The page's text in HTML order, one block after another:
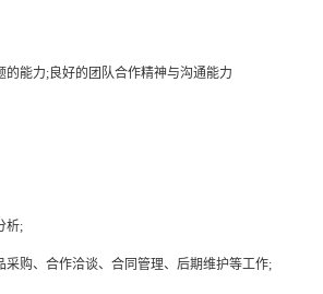
能力;良好的团队合作精神与沟通能力
析;
购、合作洽谈、合同管理、后期维护等工作;